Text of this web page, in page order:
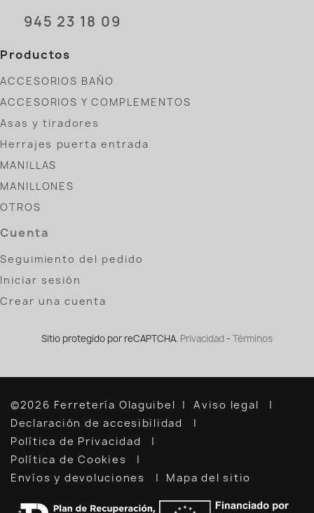
945 23 18 09
Productos
ACCESORIOS BAÑO
ACCESORIOS Y COMPLEMENTOS
Asas y tiradores
Herrajes puerta entrada
MANILLAS
MANILLONES
OTROS
Cuenta
Seguimiento del pedido
Iniciar sesión
Crear una cuenta
Sitio protegido por reCAPTCHA. Privacidad - Términos
©2026 Ferretería Olaguibel
Aviso legal
Declaración de accesibilidad
Política de Privacidad
Política de Cookies
Envíos y devoluciones
Mapa del sitio